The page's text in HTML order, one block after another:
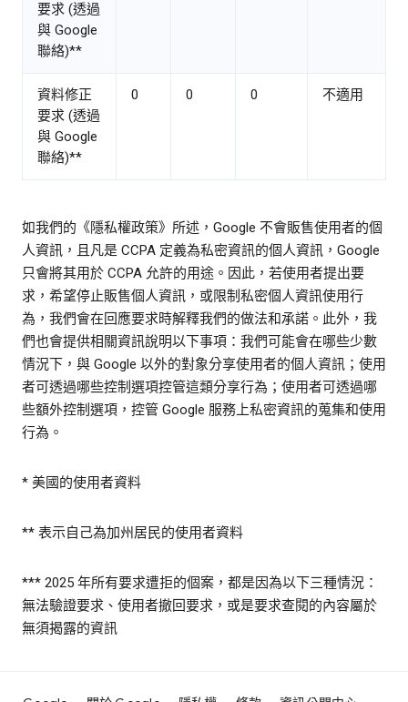
要求 (透過
與 Google
聯絡)**
資料修正
要求 (透過
與 Google
聯絡)**
0 0 0 不適用
如我們的《隱私權政策》所述，Google 不會販售使用者的個
人資訊，且凡是 CCPA 定義為私密資訊的個人資訊，Google
只會將其用於 CCPA 允許的用途。因此，若使用者提出要
求，希望停止販售個人資訊，或限制私密個人資訊使用行
為，我們會在回應要求時解釋我們的做法和承諾。此外，我
們也會提供相關資訊說明以下事項：我們可能會在哪些少數
情況下，與 Google 以外的對象分享使用者的個人資訊；使用
者可透過哪些控制選項控管這類分享行為；使用者可透過哪
些額外控制選項，控管 Google 服務上私密資訊的蒐集和使用
行為。
* 美國的使用者資料
** 表示自己為加州居民的使用者資料
*** 2025 年所有要求遭拒的個案，都是因為以下三種情況：
無法驗證要求、使用者撤回要求，或是要求查閱的內容屬於
無須揭露的資訊